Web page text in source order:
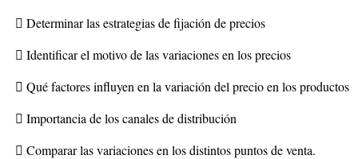
 Determinar las estrategias de fijación de precios
 Identificar el motivo de las variaciones en los precios
 Qué factores influyen en la variación del precio en los productos
 Importancia de los canales de distribución
 Comparar las variaciones en los distintos puntos de venta.